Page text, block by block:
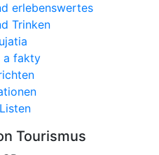
erlebenswertes
Trinken
a fakty
Tourismus